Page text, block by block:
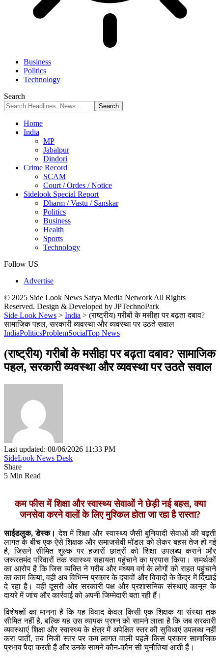
Business
Politics
Technology
Search
Home
India
MP
Jabalpur
Dindori
Crime Record
SCAM
Court / Ordes / Notice
Sidelook Special Report
Dharm / Vastu / Sanskar
Politics
Business
Health
Sports
Technology
Follow US
Advertise
© 2025 Side Look News Satya Media Network All Rights
Reserved. Design & Developed by JPTechnoPark
Side Look News > India > (राष्ट्रीय) गरीबों के मसीहा पर बढ़ता दबाव?
सामाजिक पहल, सरकारी व्यवस्था और व्यवस्था पर उठते सवाल
IndiaPoliticsProblemSocialTop News
(राष्ट्रीय) गरीबों के मसीहा पर बढ़ता दबाव? सामाजिक
पहल, सरकारी व्यवस्था और व्यवस्था पर उठते सवाल
Last updated: 08/06/2026 11:33 PM
SideLook News Desk
Share
5 Min Read
कम फीस में शिक्षा और स्वास्थ्य सेवाओं ने छेड़ी नई बहस, क्या
जनसेवा करने वालों के लिए मुश्किल होता जा रहा है रास्ता?
साईडलुक, डेस्क। देश में शिक्षा और स्वास्थ्य जैसी बुनियादी सेवाओं की बढ़ती
लागत के बीच एक ऐसे शिक्षक और समाजसेवी मॉडल को लेकर बहस तेज हो गई
है, जिसने सीमित शुल्क पर हजारों छात्रों को शिक्षा उपलब्ध कराने और
जरूरतमंद परिवारों तक स्वास्थ्य सहायता पहुंचाने का प्रयास किया। समर्थकों
का आरोप है कि जिस व्यक्ति ने गरीब और मध्यम वर्ग के लोगों को राहत पहुंचाने
का काम किया, वही अब विभिन्न प्रकार के दबावों और विवादों के केंद्र में दिखाई
दे रहा है। वहीं दूसरी ओर सरकारी पक्ष और प्रशासनिक संस्थाएं कानून के
दायरे में जांच और कार्रवाई को अपनी जिम्मेदारी बता रही हैं।
विशेषज्ञों का मानना है कि यह विवाद केवल किसी एक शिक्षक या संस्था तक
सीमित नहीं है, बल्कि यह उस व्यापक प्रश्न को सामने लाता है कि जब सरकारी
व्यवस्थाएं शिक्षा और स्वास्थ्य के क्षेत्र में अपेक्षित स्तर की सुविधाएं उपलब्ध नहीं
करा पातीं, तब निजी स्तर पर कम लागत वाली पहलें किस प्रकार सामाजिक
प्रभाव पैदा करती हैं और उनके सामने कौन-कौन सी चुनौतियां आती हैं।